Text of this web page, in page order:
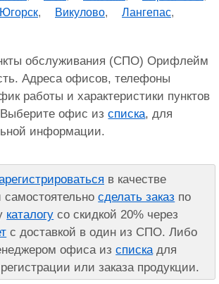
Югорск Викулово
Лангепас
обслуживания (СПО) Орифлейм
Адреса офисов, телефоны
работы и характеристики пунктов
Выберите офис изсписка, для
информации.
в качестве
самостоятельносделать заказ по
каталогу со скидкой 20% через
с доставкой в один из СПО. Либо
офиса изспискадля
или заказа продукции.